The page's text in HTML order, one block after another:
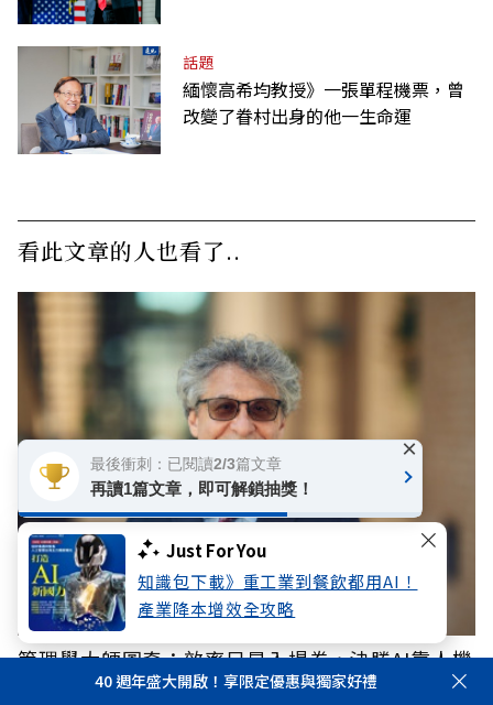
Just For You
知識包下載》重工業到餐飲都用AI！
產業降本增效全攻略
話題
緬懷高希均教授》一張單程機票，曾
改變了眷村出身的他一生命運
看此文章的人也看了..
管理學大師圖奇：效率只是入場券，決勝AI靠人機
40 週年盛大開啟！享限定優惠與獨家好禮
最後衝刺：已閱讀2/3篇文章
再讀1篇文章，即可解鎖抽獎！
×